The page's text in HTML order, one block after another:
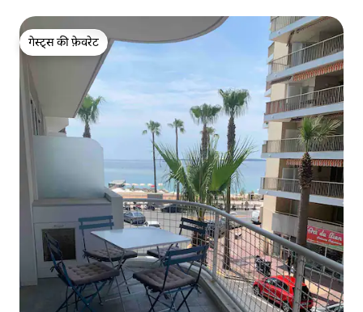
गेस्ट्स की फ़ेवरेट
गेस्ट्स की फ़ेवरेट